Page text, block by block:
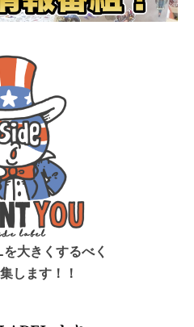
大きくするべく
します！！